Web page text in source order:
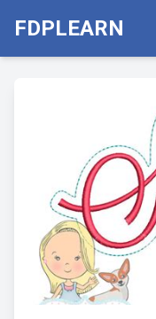
FDPLEARN